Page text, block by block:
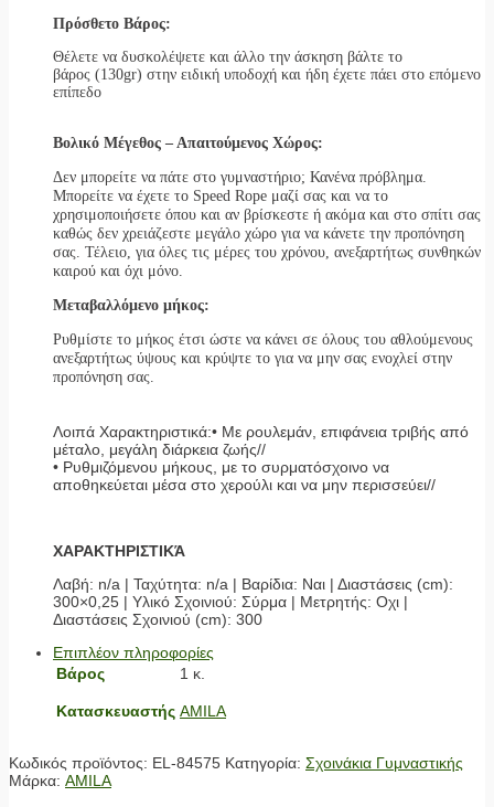
Πρόσθετο Βάρος:
Θέλετε να δυσκολέψετε και άλλο την άσκηση βάλτε το
βάρος (130gr) στην ειδική υποδοχή και ήδη έχετε πάει στο επόμενο
επίπεδο
Βολικό Μέγεθος – Απαιτούμενος Χώρος:
Δεν μπορείτε να πάτε στο γυμναστήριο; Κανένα πρόβλημα.
Μπορείτε να έχετε το Speed Rope μαζί σας και να το
χρησιμοποιήσετε όπου και αν βρίσκεστε ή ακόμα και στο σπίτι σας
καθώς δεν χρειάζεστε μεγάλο χώρο για να κάνετε την προπόνηση
σας. Τέλειο, για όλες τις μέρες του χρόνου, ανεξαρτήτως συνθηκών
καιρού και όχι μόνο.
Μεταβαλλόμενο μήκος:
Ρυθμίστε το μήκος έτσι ώστε να κάνει σε όλους του αθλούμενους
ανεξαρτήτως ύψους και κρύψτε το για να μην σας ενοχλεί στην
προπόνηση σας.
Λοιπά Χαρακτηριστικά:• Με ρουλεμάν, επιφάνεια τριβής από
μέταλο, μεγάλη διάρκεια ζωής//
• Ρυθμιζόμενου μήκους, με το συρματόσχοινο να
αποθηκεύεται μέσα στο χερούλι και να μην περισσεύει//
ΧΑΡΑΚΤΗΡΙΣΤΙΚΆ
Λαβή: n/a | Ταχύτητα: n/a | Βαρίδια: Ναι | Διαστάσεις (cm):
300×0,25 | Υλικό Σχοινιού: Σύρμα | Μετρητής: Οχι |
Διαστάσεις Σχοινιού (cm): 300
Επιπλέον πληροφορίες
Βάρος
1 κ.
Κατασκευαστής AMILA
Κωδικός προϊόντος: EL-84575 Κατηγορία: Σχοινάκια Γυμναστικής
Μάρκα: AMILA